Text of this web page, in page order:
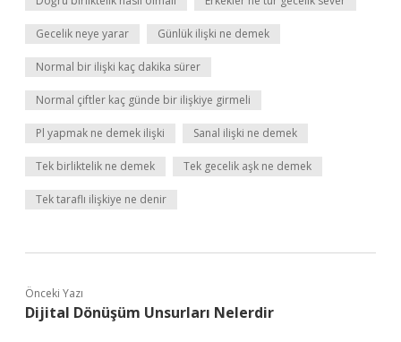
Gecelik neye yarar Günlük ilişki ne demek
Normal bir ilişki kaç dakika sürer
Normal çiftler kaç günde bir ilişkiye girmeli
Pl yapmak ne demek ilişki Sanal ilişki ne demek
Tek birliktelik ne demek Tek gecelik aşk ne demek
Tek taraflı ilişkiye ne denir
Önceki Yazı
Dijital Dönüşüm Unsurları Nelerdir